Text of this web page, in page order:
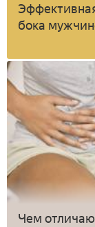
бока
Чем